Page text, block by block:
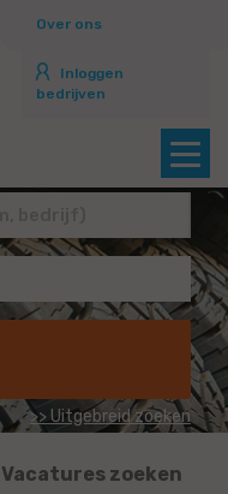
Over ons
Inloggen
bedrijven
>> Uitgebreid zoeken
Vacatures zoeken